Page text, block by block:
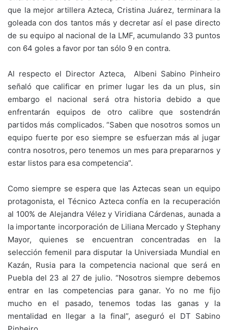
que la mejor artillera Azteca, Cristina Juárez, terminara la
goleada con dos tantos más y decretar así el pase directo
de su equipo al nacional de la LMF, acumulando 33 puntos
con 64 goles a favor por tan sólo 9 en contra.
Al respecto el Director Azteca, Albeni Sabino Pinheiro
señaló que calificar en primer lugar les da un plus, sin
embargo el nacional será otra historia debido a que
enfrentarán equipos de otro calibre que sostendrán
partidos más complicados. “Saben que nosotros somos un
equipo fuerte por eso siempre se esfuerzan más al jugar
contra nosotros, pero tenemos un mes para prepararnos y
estar listos para esa competencia”.
Como siempre se espera que las Aztecas sean un equipo
protagonista, el Técnico Azteca confía en la recuperación
al 100% de Alejandra Vélez y Viridiana Cárdenas, aunada a
la importante incorporación de Liliana Mercado y Stephany
Mayor, quienes se encuentran concentradas en la
selección femenil para disputar la Universiada Mundial en
Kazán, Rusia para la competencia nacional que será en
Puebla del 23 al 27 de julio. “Nosotros siempre debemos
entrar en las competencias para ganar. Yo no me fijo
mucho en el pasado, tenemos todas las ganas y la
mentalidad en llegar a la final”, aseguró el DT Sabino